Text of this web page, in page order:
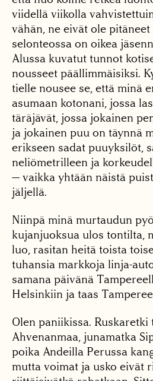
viidellä vii­kolla
vähän, ne eivät ole pitäneet
selonteossa on oikea
Alussa kuvatut tunnot
nousseet päällimmäisiksi.
tielle nousee se, että minä
asumaan kotonani, jossa
täräjävät, jossa jokai­nen
ja jokainen puu on täynnä
erikseen sadat puuyksilöt,
neliömetrilleen ja
— vaikka yhtään näistä
jäljellä.
Niinpä minä murtaudun
kujanjuoksua ulos tontilta,
luo, rasitan heitä toista
tuhansia markkoja linja-
samana päivänä
Helsinkiin ja taas
Olen pa­niikissa.
Ahvenanmaa, juna­matka
poika Andeilla Perussa
mutta voimat ja usko eivät